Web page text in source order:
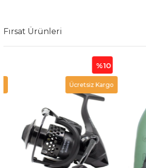
Fırsat Ürünleri
%10
Ücretsiz Kargo